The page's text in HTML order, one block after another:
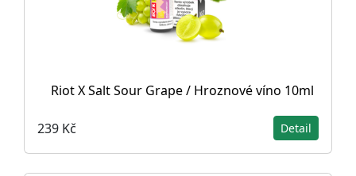
Riot X Salt Sour Grape / Hroznové víno 10ml
239 Kč Detail